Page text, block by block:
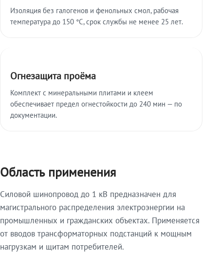
Изоляция без галогенов и фенольных смол, рабочая
температура до 150 °C, срок службы не менее 25 лет.
Огнезащита проёма
Комплект с минеральными плитами и клеем
обеспечивает предел огнестойкости до 240 мин — по
документации.
Область применения
Силовой шинопровод до 1 кВ предназначен для
магистрального распределения электроэнергии на
промышленных и гражданских объектах. Применяется
от вводов трансформаторных подстанций к мощным
нагрузкам и щитам потребителей.